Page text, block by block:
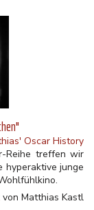
Oscar History
Reihe treffen wir
hyperaktive junge
von Matthias Kastl